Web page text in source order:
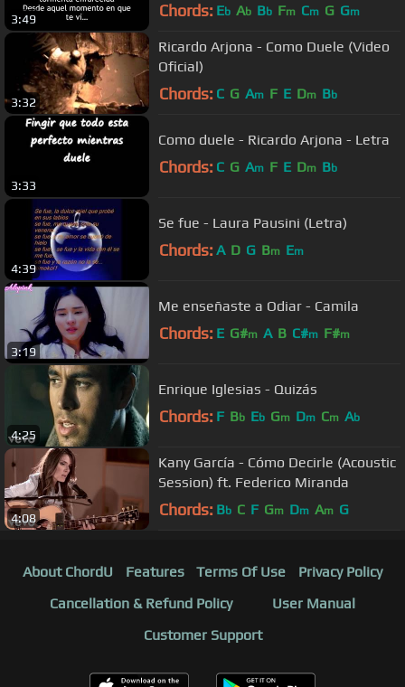
3:49 Chords: Eb Ab Bb Fm Cm G Gm
3:32
Ricardo Arjona - Como Duele (Video
Oficial)
Chords: C G Am F E Dm Bb
3:33
Como duele - Ricardo Arjona - Letra
Chords: C G Am F E Dm Bb
4:39
Se fue - Laura Pausini (Letra)
Chords: A D G Bm Em
3:19
Me enseñaste a Odiar - Camila
Chords: E G#m A B C#m F#m
4:25
Enrique Iglesias - Quizás
Chords: F Bb Eb Gm Dm Cm Ab
4:08
Kany García - Cómo Decirle (Acoustic
Session) ft. Federico Miranda
Chords: Bb C F Gm Dm Am G
About ChordU Features Terms Of Use
Privacy Policy
Cancellation & Refund Policy
User Manual
Customer Support